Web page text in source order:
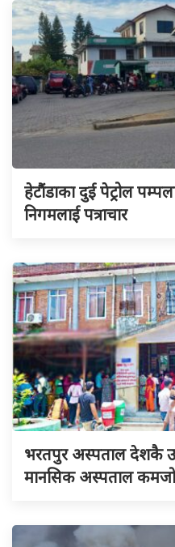
हेटौंडाका दुई पेट्रोल
निगमलाई पत्राचार
भरतपुर अस्पताल देशकै
मानसिक अस्पताल